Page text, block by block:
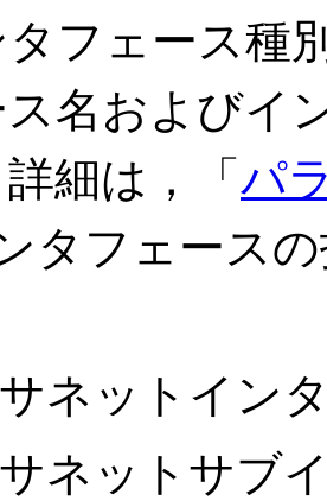
フェース種
名およびイ
細は，「 パ
タフェース
ネットイン
ネットサブ